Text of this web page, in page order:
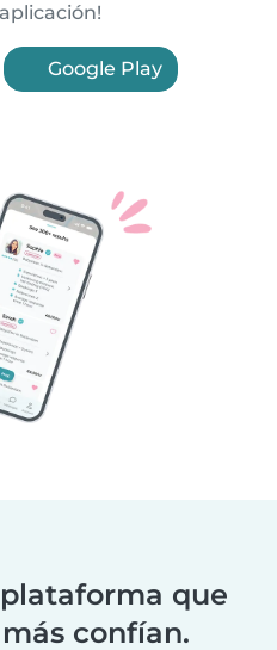
Google Play
que
confían.